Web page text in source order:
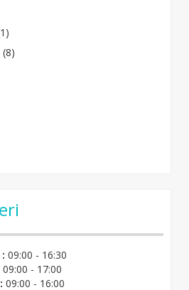
(8)
09:00 - 16:30
09:00 - 17:00
09:00 - 16:00